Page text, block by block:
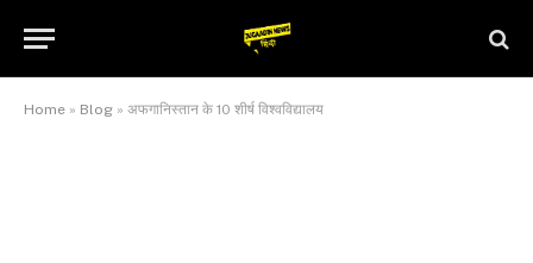
Home » Blog » अफगानिस्तान के 10 शीर्ष विश्वविद्यालय